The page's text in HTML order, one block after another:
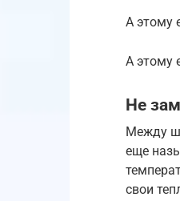
А этому
А этому
Не
Между
еще
свои